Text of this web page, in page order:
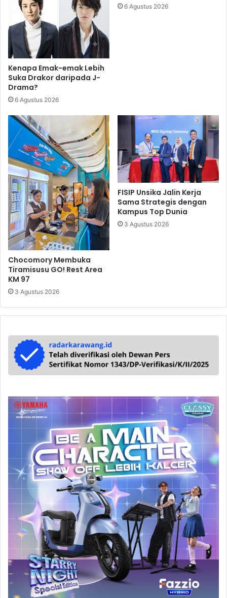
Kenapa Emak-emak Lebih
Suka Drakor daripada J-
Drama?
6 Agustus 2026
6 Agustus 2026
Chocomory Membuka
Tiramisusu GO! Rest Area
KM 97
3 Agustus 2026
FISIP Unsika Jalin Kerja
Sama Strategis dengan
Kampus Top Dunia
3 Agustus 2026